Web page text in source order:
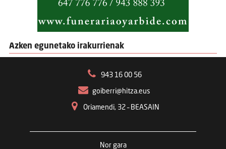
Azken egunetako irakurrienak
943 16 00 56
goiberri@hitza.eus
Oriamendi, 32 – BEASAIN
Nor gara